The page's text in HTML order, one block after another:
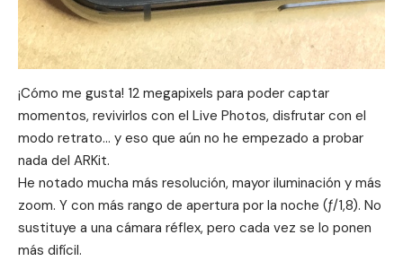
¡Cómo me gusta! 12 megapixels para poder captar
momentos, revivirlos con el Live Photos, disfrutar con el
modo retrato… y eso que aún no he empezado a probar
nada del ARKit.
He notado mucha más resolución, mayor iluminación y más
zoom. Y con más rango de apertura por la noche (ƒ/1,8). No
sustituye a una cámara réflex, pero cada vez se lo ponen
más difícil.